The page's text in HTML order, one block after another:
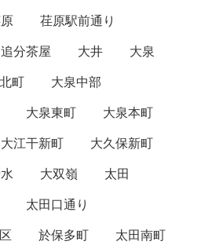
荏原駅前通り
追分茶屋 大井
大泉
町
大泉中部
大泉東町
大泉本町
大江干新町
大久保新町
大双嶺
太田
太田口通り
於保多町
太田南町